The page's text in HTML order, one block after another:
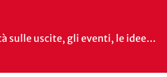
sulle uscite, gli eventi, le idee…